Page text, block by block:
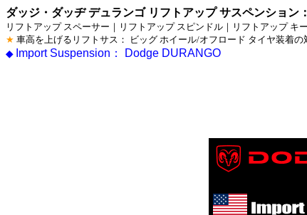
サスペ
ダッジ・ダッヂ デュランゴ リフトアップ サスペンショ
リフトアップ スペーサー｜リフトアップ スピンドル｜リフトアップ
★ 車高を上げるリフトサス： ビッグ ホイール/オフロード タイヤ装着
◆ Import Suspension： Dodge DURANGO